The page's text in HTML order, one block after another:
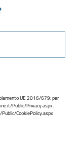
UE 2016/679: per
Public/Privacy.aspx.
CookiePolicy.aspx